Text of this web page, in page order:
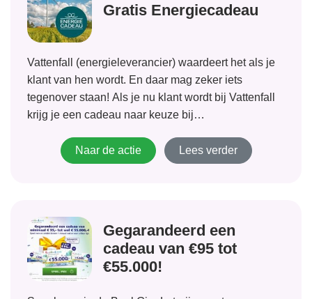
Gratis Energiecadeau
Vattenfall (energieleverancier) waardeert het als je
klant van hen wordt. En daar mag zeker iets
tegenover staan! Als je nu klant wordt bij Vattenfall
krijg je een cadeau naar keuze bij
voor energie en binnen 4 weken nadat...
Naar de actie Lees verder
Gegarandeerd een
cadeau van €95 tot
€55.000!